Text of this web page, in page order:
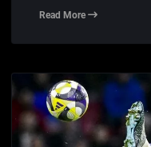
Read More